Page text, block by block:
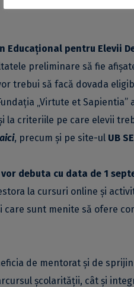
Educațional pentru Elevii
preliminare să fie
trebui să facă dovada
„Virtute et Sapientia”
la criteriile pe care elevii
aici, precum și pe site-ul UB
debuta cu data de 1
la cursuri online și
sunt menite să ofere
de mentorat și de
școlarității, cât și